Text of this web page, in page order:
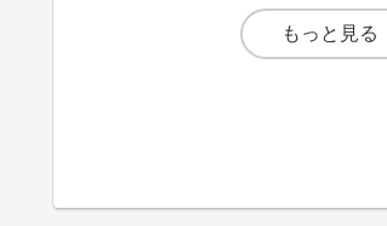
もっと見る